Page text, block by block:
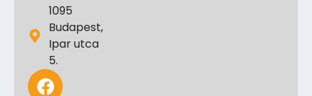
1095
Budapest,
Ipar utca
5.